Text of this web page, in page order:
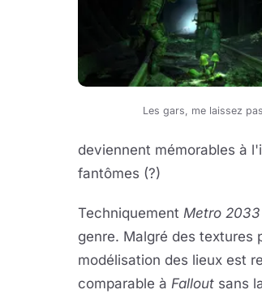
Les gars, me laissez
deviennent mémorables à
fantômes (?)
Techniquement Metro 2033
genre. Malgré des textures
modélisation des lieux est
comparable à Fallout sans